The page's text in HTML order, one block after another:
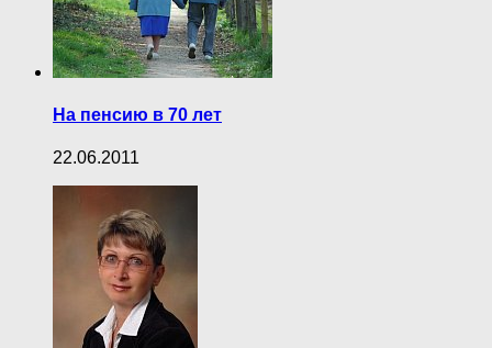
На пенсию в 70 лет
22.06.2011